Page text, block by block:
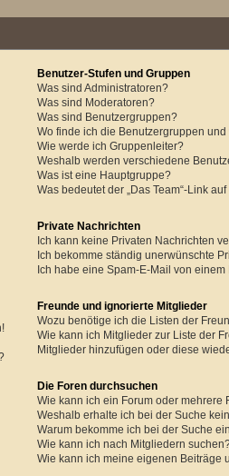
Benutzer-Stufen und Gruppen
Was sind Administratoren?
Was sind Moderatoren?
Was sind Benutzergruppen?
Wo finde ich die Benutzergruppen
Wie werde ich Gruppenleiter?
Weshalb werden verschiedene
Was ist eine Hauptgruppe?
Was bedeutet der „Das Team“-Link
Private Nachrichten
Ich kann keine Privaten Nachrichten
Ich bekomme ständig unerwünschte
Ich habe eine Spam-E-Mail von
Freunde und ignorierte Mitglieder
Wozu benötige ich die Listen der
Wie kann ich Mitglieder zur Liste der
Mitglieder hinzufügen oder diese
Die Foren durchsuchen
Wie kann ich ein Forum oder mehrere
Weshalb erhalte ich bei der Suche
Warum bekomme ich bei der Suche
Wie kann ich nach Mitgliedern
Wie kann ich meine eigenen Beiträge